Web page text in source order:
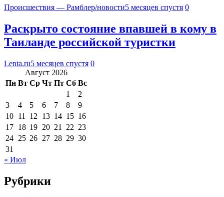
Происшествия — Рамблер/новости5 месяцев спустя 0
Раскрыто состояние впавшей в кому в
Таиланде российской туристки
Lenta.ru5 месяцев спустя 0
Август 2026
Пн Вт Ср Чт Пт Сб Вс
1
2
3
4 5 6 7 8
9
10 11 12 13 14 15 16
17 18 19 20 21 22 23
24 25 26 27 28 29 30
31
« Июл
Рубрики